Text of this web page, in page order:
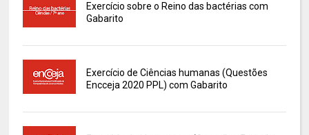
Exercício sobre o Reino das bactérias com
Gabarito
Exercício de Ciências humanas (Questões
Encceja 2020 PPL) com Gabarito